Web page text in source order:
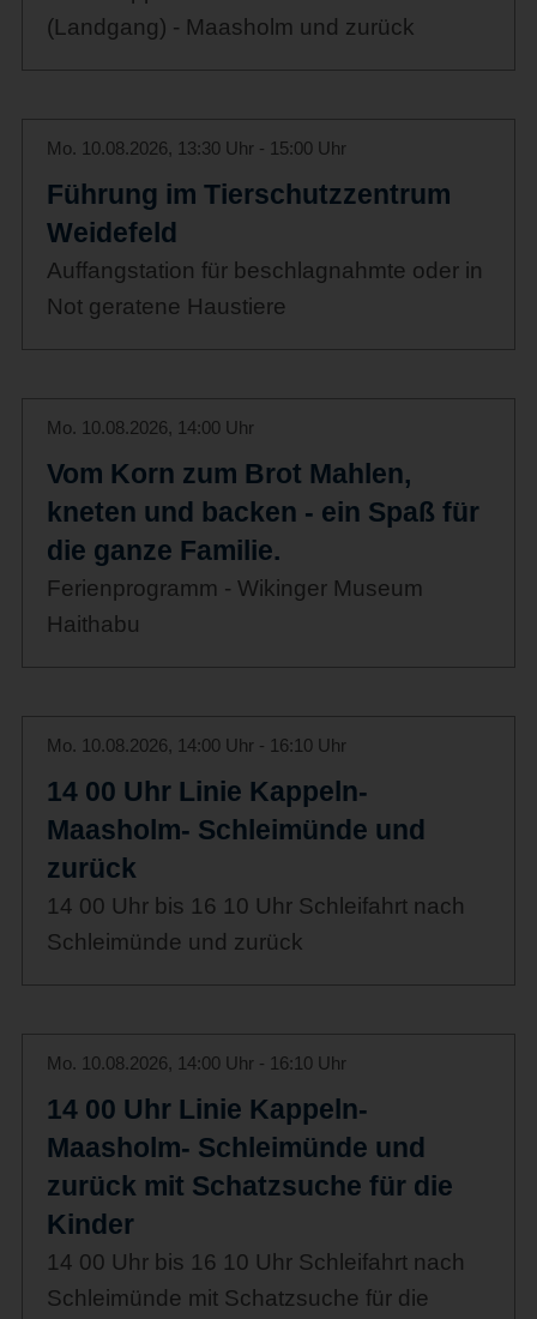
(Landgang) - Maasholm und zurück
Mo. 10.08.2026, 13:30 Uhr - 15:00 Uhr
Führung im Tierschutzzentrum
Weidefeld
Auffangstation für beschlagnahmte oder in
Not geratene Haustiere
Mo. 10.08.2026, 14:00 Uhr
Vom Korn zum Brot Mahlen,
kneten und backen - ein Spaß für
die ganze Familie.
Ferienprogramm - Wikinger Museum
Haithabu
Mo. 10.08.2026, 14:00 Uhr - 16:10 Uhr
14 00 Uhr Linie Kappeln-
Maasholm- Schleimünde und
zurück
14 00 Uhr bis 16 10 Uhr Schleifahrt nach
Schleimünde und zurück
Mo. 10.08.2026, 14:00 Uhr - 16:10 Uhr
14 00 Uhr Linie Kappeln-
Maasholm- Schleimünde und
zurück mit Schatzsuche für die
Kinder
14 00 Uhr bis 16 10 Uhr Schleifahrt nach
Schleimünde mit Schatzsuche für die